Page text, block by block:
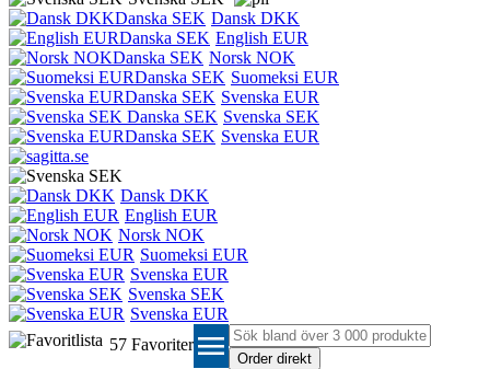
Dansk DKK
English EUR
Norsk NOK
Suomeksi EUR
Svenska EUR
Svenska SEK
Svenska EUR
Dansk DKK
English EUR
Norsk NOK
Suomeksi EUR
Svenska EUR
Svenska SEK
Svenska EUR
57 Favoriter menu